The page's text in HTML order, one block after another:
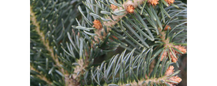
être
choisies
sur
la
page
du
produit